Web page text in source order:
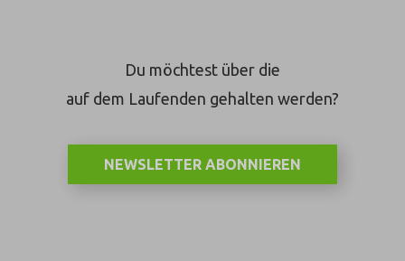
Du möchtest über die
auf dem Laufenden gehalten werden?
NEWSLETTER ABONNIEREN